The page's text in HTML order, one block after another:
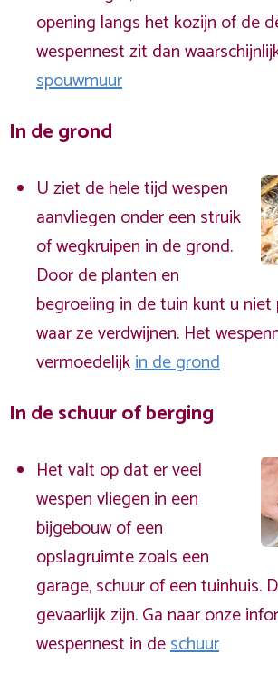
opening langs het kozijn of de
wespennest zit dan
spouwmuur
In de grond
U ziet de hele tijd wespen
aanvliegen onder een struik
of wegkruipen in de grond.
Door de planten en
begroeiing in de tuin kunt u niet
waar ze verdwijnen. Het
vermoedelijkin de grond
In de schuur of berging
Het valt op dat er veel
wespen vliegen in een
bijgebouw of een
opslagruimte zoals een
garage, schuur of een tuinhuis.
gevaarlijk zijn. Ga naar onze
wespennest in deschuur